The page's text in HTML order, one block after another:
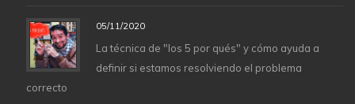
05/11/2020
La técnica de "los 5 por qués" y cómo ayuda a
definir si estamos resolviendo el problema
correcto